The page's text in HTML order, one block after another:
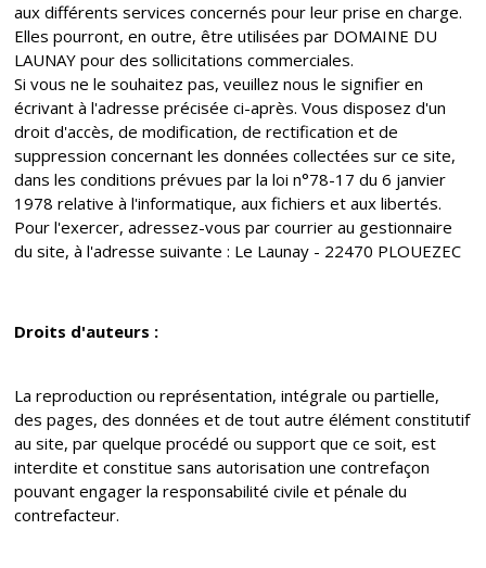
aux différents services concernés pour leur prise en charge.
Elles pourront, en outre, être utilisées par DOMAINE DU
LAUNAY pour des sollicitations commerciales.
Si vous ne le souhaitez pas, veuillez nous le signifier en
écrivant à l'adresse précisée ci-après. Vous disposez d'un
droit d'accès, de modification, de rectification et de
suppression concernant les données collectées sur ce site,
dans les conditions prévues par la loi n°78-17 du 6 janvier
1978 relative à l'informatique, aux fichiers et aux libertés.
Pour l'exercer, adressez-vous par courrier au gestionnaire
du site, à l'adresse suivante : Le Launay - 22470 PLOUEZEC
Droits d'auteurs :
La reproduction ou représentation, intégrale ou partielle,
des pages, des données et de tout autre élément constitutif
au site, par quelque procédé ou support que ce soit, est
interdite et constitue sans autorisation une contrefaçon
pouvant engager la responsabilité civile et pénale du
contrefacteur.